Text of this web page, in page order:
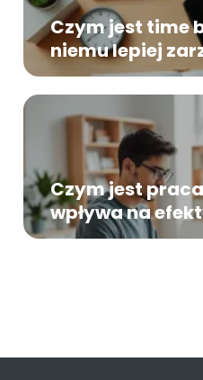
Czym jest time
niemu lepiej
Czym jest
wpływa na